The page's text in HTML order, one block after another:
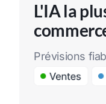
L'IA la
Prévisions